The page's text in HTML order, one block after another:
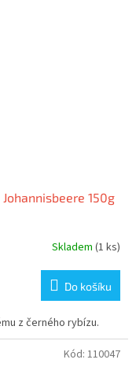
150g
Skladem (1 ks)
Do košíku
z černého rybízu.
Kód: 110047